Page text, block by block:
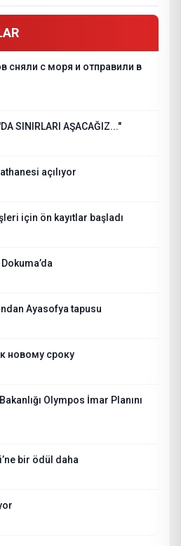
сняли с моря и отправили в
SINIRLARI AŞACAĞIZ..."
açılıyor
için ön kayıtlar başladı
Ayasofya tapusu
новому сроку
Olympos İmar Planını
bir ödül daha